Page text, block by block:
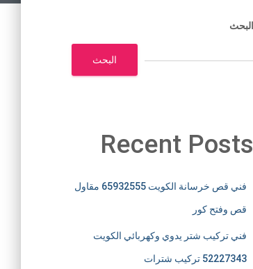
البحث
البحث
Recent Posts
فني قص خرسانة الكويت 65932555 مقاول
قص وفتح كور
فني تركيب شتر يدوي وكهربائي الكويت
52227343 تركيب شترات